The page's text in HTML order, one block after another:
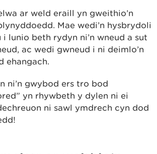
ar weld eraill yn gweithio’n
Mae wedi’n hysbrydoli
i lunio beth rydyn ni’n wneud a sut
ac wedi gwneud i ni deimlo’n
ehangach.
ni’n gwybod ers tro bod
yn rhywbeth y dylen ni ei
ni sawl ymdrech cyn dod